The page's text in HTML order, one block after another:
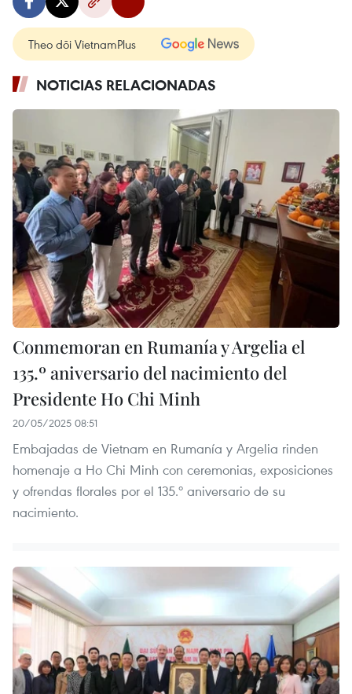
Theo dõi VietnamPlus
NOTICIAS RELACIONADAS
Conmemoran en Rumanía y Argelia el
135.º aniversario del nacimiento del
Presidente Ho Chi Minh
20/05/2025 08:51
Embajadas de Vietnam en Rumanía y Argelia rinden
homenaje a Ho Chi Minh con ceremonias, exposiciones
y ofrendas florales por el 135.º aniversario de su
nacimiento.